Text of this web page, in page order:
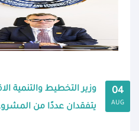
04
AUG
وزير التخطيط والتنمية
يتفقدان عددًا من